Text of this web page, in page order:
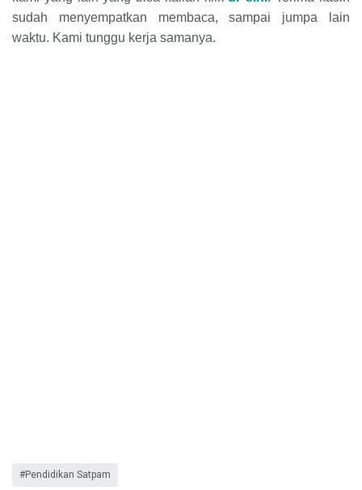
sudah menyempatkan membaca, sampai jumpa lain
waktu. Kami tunggu kerja samanya.
Pendidikan Satpam